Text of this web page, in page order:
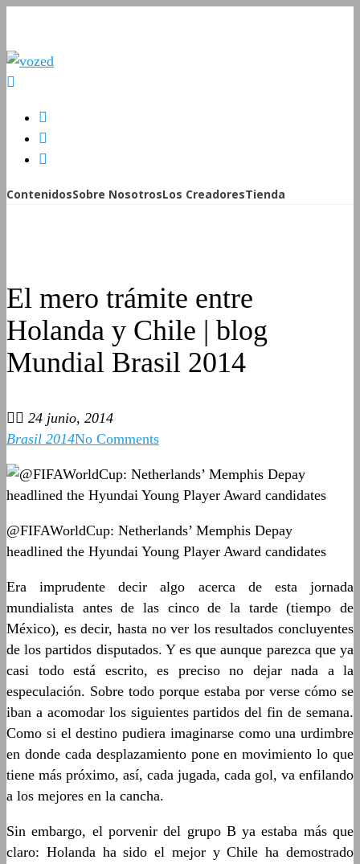
ContenidosSobre NosotrosLos CreadoresTienda
El mero trámite entre
Holanda y Chile | blog
Mundial Brasil 2014
24 junio, 2014
Brasil 2014No Comments
@FIFAWorldCup: Netherlands’ Memphis Depay
headlined the Hyundai Young Player Award candidates
Era imprudente decir algo acerca de esta jornada
mundialista antes de las cinco de la tarde (tiempo de
México), es decir, hasta no ver los resultados concluyentes
de los partidos disputados. Y es que aunque parezca que ya
casi todo está escrito, es preciso no dejar nada a la
especulación. Sobre todo porque estaba por verse cómo se
iban a acomodar los siguientes partidos del fin de semana.
Como si el destino pudiera imaginarse como una urdimbre
en donde cada desplazamiento pone en movimiento lo que
tiene más próximo, así, cada jugada, cada gol, va enfilando
a los mejores en la cancha.
Sin embargo, el porvenir del grupo B ya estaba más que
claro: Holanda ha sido el mejor y Chile ha demostrado